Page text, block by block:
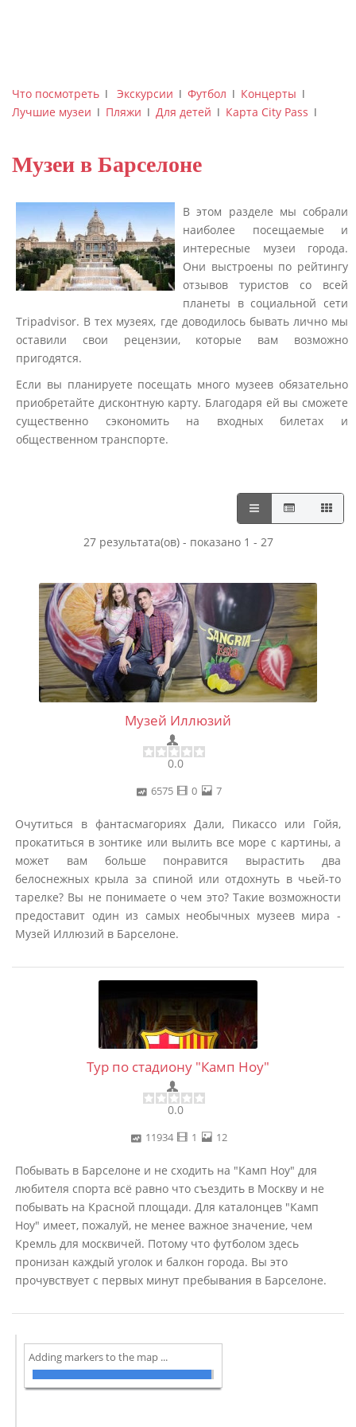
Что посмотреть ǀ Экскурсии ǀ Футбол ǀ Концерты ǀ
Лучшие музеи ǀ Пляжи ǀ Для детей ǀ Карта City Pass ǀ
Музеи в Барселоне
В этом разделе мы собрали
наиболее посещаемые и
интересные музеи города.
Они выстроены по рейтингу
отзывов туристов со всей
планеты в социальной сети
Tripadvisor. В тех музеях, где доводилось бывать лично мы
оставили свои рецензии, которые вам возможно
пригодятся.
Если вы планируете посещать много музеев обязательно
приобретайте дисконтную карту. Благодаря ей вы сможете
существенно сэкономить на входных билетах и
общественном транспорте.
27 результата(ов) - показано 1 - 27
Музей Иллюзий
0.0
6575 0 7
Очутиться в фантасмагориях Дали, Пикассо или Гойя,
прокатиться в зонтике или вылить все море с картины, а
может вам больше понравится вырастить два
белоснежных крыла за спиной или отдохнуть в чьей-то
тарелке? Вы не понимаете о чем это? Такие возможности
предоставит один из самых необычных музеев мира -
Музей Иллюзий в Барселоне.
Тур по стадиону "Камп Ноу"
0.0
11934 1 12
Побывать в Барселоне и не сходить на "Камп Ноу" для
любителя спорта всё равно что съездить в Москву и не
побывать на Красной площади. Для каталонцев "Камп
Ноу" имеет, пожалуй, не менее важное значение, чем
Кремль для москвичей. Потому что футболом здесь
пронизан каждый уголок и балкон города. Вы это
прочувствует с первых минут пребывания в Барселоне.
Adding markers to the map ...